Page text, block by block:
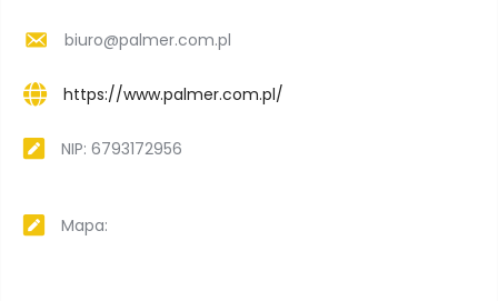
biuro@palmer.com.pl
https://www.palmer.com.pl/
NIP: 6793172956
Mapa: